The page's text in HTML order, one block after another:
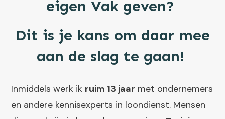
eigen Vak geven?
Dit is je kans om daar mee
aan de slag te gaan!
Inmiddels werk ik ruim 13 jaar met ondernemers
en andere kennisexperts in loondienst. Mensen